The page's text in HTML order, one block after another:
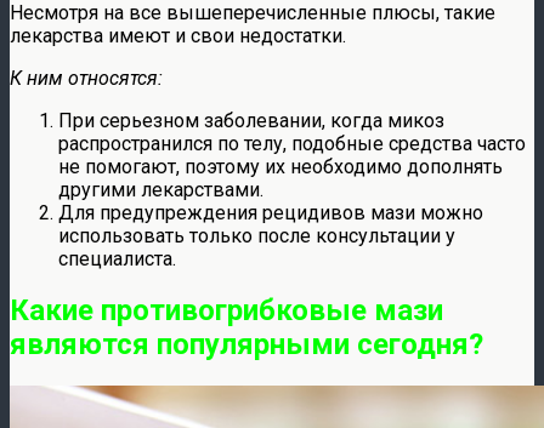
Несмотря на все вышеперечисленные плюсы, такие
лекарства имеют и свои недостатки.
К ним относятся:
При серьезном заболевании, когда микоз
распространился по телу, подобные средства часто
не помогают, поэтому их необходимо дополнять
другими лекарствами.
Для предупреждения рецидивов мази можно
использовать только после консультации у
специалиста.
Какие противогрибковые мази
являются популярными сегодня?